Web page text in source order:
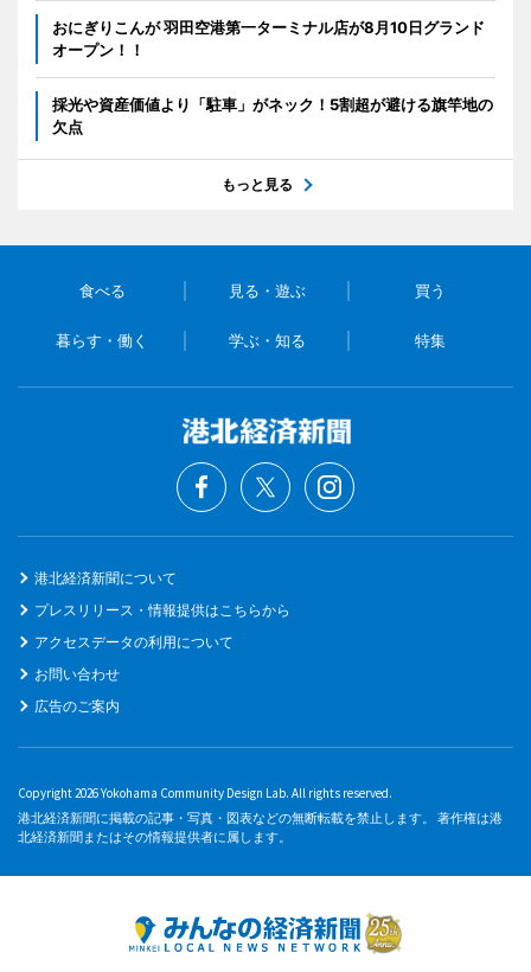
おにぎりこんが 羽田空港第一ターミナル店が8月10日グランド
オープン！！
採光や資産価値より「駐車」がネック！5割超が避ける旗竿地の
欠点
もっと見る
食べる 見る・遊ぶ 買う
暮らす・働く 学ぶ・知る 特集
港北経済新聞について
プレスリリース・情報提供はこちらから
アクセスデータの利用について
お問い合わせ
広告のご案内
Copyright 2026 Yokohama Community Design Lab. All rights reserved.
港北経済新聞に掲載の記事・写真・図表などの無断転載を禁止します。 著作権は港
北経済新聞またはその情報提供者に属します。